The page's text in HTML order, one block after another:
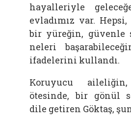
hayalleriyle
evladımız var.
bir yüreğin, güvenle
neleri
ifadelerini kullandı.
Koruyucu
ötesinde, bir gönül
dile getiren Göktaş,